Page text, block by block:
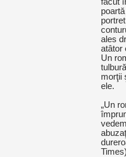
ales
atâtor
Un
morţii
ele.
„Un